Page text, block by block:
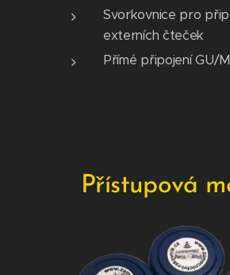
Svorkovnice pro
externích čteček
Přímé připojení GU/
Přístupová